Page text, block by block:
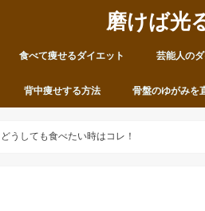
磨けば光
食べて痩せるダイエット 芸能人の
背中痩せする方法 骨盤のゆがみを
うしても食べたい時はコレ！